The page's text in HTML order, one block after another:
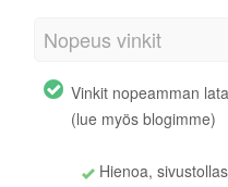
Nopeus vinkit
Vinkit nopeamman
(lue myös blogimme)
Hienoa,